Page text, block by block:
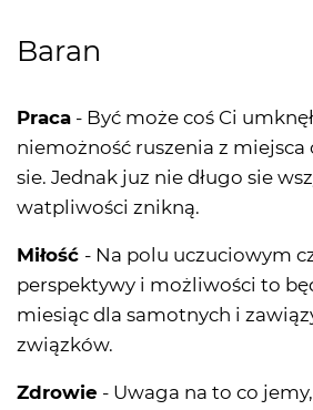
Baran
Praca - Być może coś Ci
niemożność ruszenia z miejsca
sie. Jednak juz nie długo sie
watpliwości znikną.
Miłość - Na polu uczuciowym
perspektywy i możliwości to
miesiąc dla samotnych i
związków.
Zdrowie - Uwaga na to co